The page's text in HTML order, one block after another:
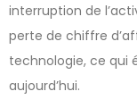
interruption de
perte de chiffre
technologie, ce qui
aujourd’hui.